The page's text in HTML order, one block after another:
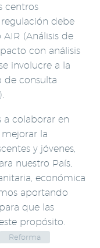
centros
debe
(Análisis de
con análisis
involucre a la
de consulta
a colaborar en
la
y jóvenes,
nuestro País,
económica
aportando
que las
propósito.
Reforma